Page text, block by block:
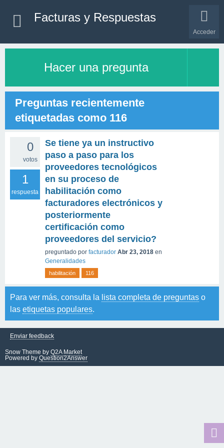
Acceder
Facturas y Respuestas
Hacer una pregunta
Preguntas recientemente
etiquetadas como 116
0
votos
1
respuesta
Se tiene ya un instructivo
paso a paso para los
proveedores tecnológicos
en su proceso de
habilitación como
facturadores electrónicos y
posteriormente
certificación como
proveedores del servicio?
preguntado por facturador Abr 23, 2018 en
Generalidades
habilitación 116
Para ver más, consulta la lista completa de preguntas o
las etiquetas populares.
Enviar feedback
Snow Theme by Q2A Market
Powered by Question2Answer